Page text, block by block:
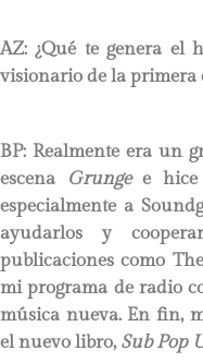
AZ: ¿Qué te genera el
visionario de la primera
BP: Realmente era un
escena
Grunge e hice
especialmente a
ayudarlos y
publicaciones como
mi programa de radio
música nueva. En fin,
el nuevo libro, Sub Pop